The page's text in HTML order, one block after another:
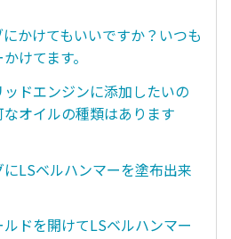
かけてもいいですか？いつも
けてます。
ドエンジンに添加したいの
オイルの種類はあります
LSベルハンマーを塗布出来
ドを開けてLSベルハンマー